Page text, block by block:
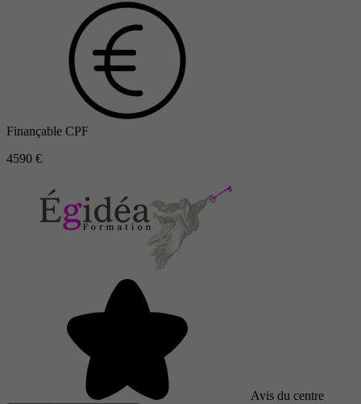
Finançable CPF
4590 €
Avis du centre